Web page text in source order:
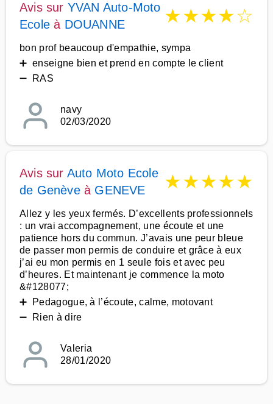
Avis sur YVAN Auto-Moto
Ecole à DOUANNE ★★★★☆
bon prof beaucoup d'empathie, sympa
➕ enseigne bien et prend en compte le client
➖ RAS
navy
02/03/2020
Avis sur Auto Moto Ecole
de Genèveà GENEVE ★★★★★
Allez y les yeux fermés. D’excellents professionnels
: un vrai accompagnement, une écoute et une
patience hors du commun. J’avais une peur bleue
de passer mon permis de conduire et grâce à eux
j’ai eu mon permis en 1 seule fois et avec peu
d’heures. Et maintenant je commence la moto
&#128077;
➕ Pedagogue, à l’écoute, calme, motovant
➖ Rien à dire
Valeria
28/01/2020